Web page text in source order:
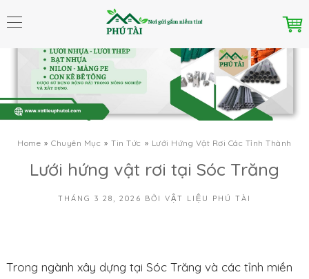
Home Chuyên Mục Tin Tức Lưới Hứng Vật Rơi Các Tỉnh Thành
Lưới hứng vật rơi tại Sóc Trăng
THÁNG 3 28, 2026 BỞI VẬT LIỆU PHÚ TÀI
Trong ngành xây dựng tại Sóc Trăng và các tỉnh miền